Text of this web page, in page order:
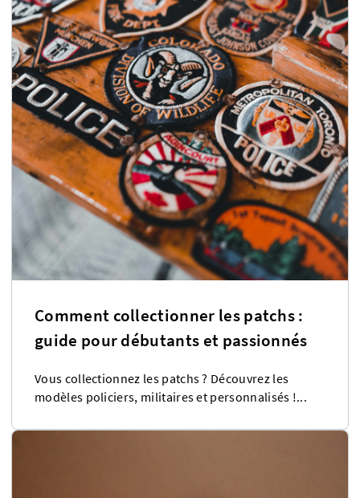
Comment collectionner les patchs :
guide pour débutants et passionnés
Vous collectionnez les patchs ? Découvrez les
modèles policiers, militaires et personnalisés !...